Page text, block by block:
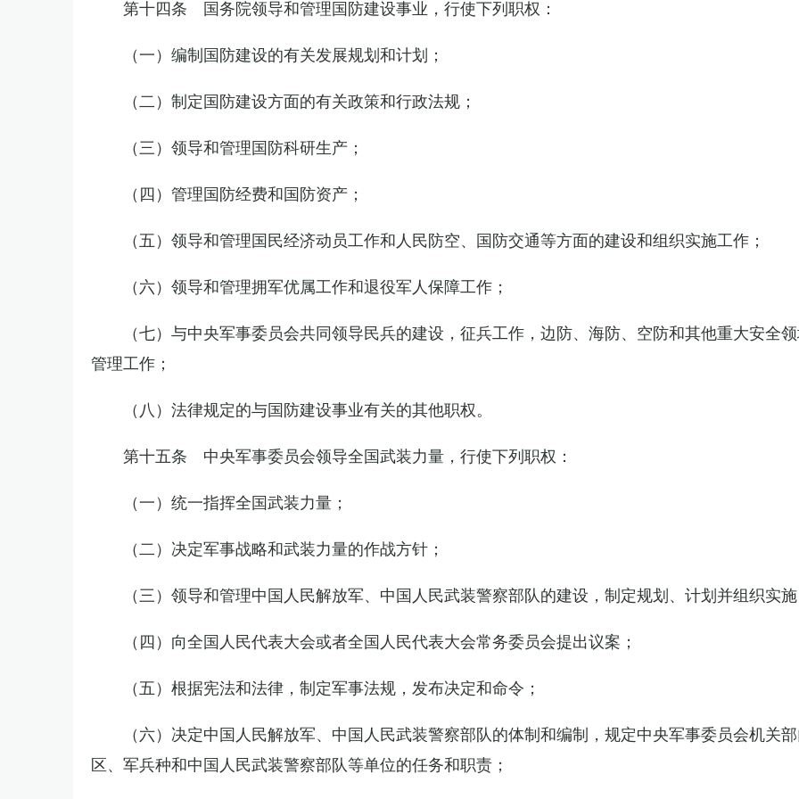
第十四条 国务院领导和管理国防建设事业，行使下列职权：
（一）编制国防建设的有关发展规划和计划；
（二）制定国防建设方面的有关政策和行政法规；
（三）领导和管理国防科研生产；
（四）管理国防经费和国防资产；
（五）领导和管理国民经济动员工作和人民防空、国防交通等方面的建设和组织实施工作；
（六）领导和管理拥军优属工作和退役军人保障工作；
（七）与中央军事委员会共同领导民兵的建设，征兵工作，边防、海防、空防和其他重大安全
管理工作；
（八）法律规定的与国防建设事业有关的其他职权。
第十五条 中央军事委员会领导全国武装力量，行使下列职权：
（一）统一指挥全国武装力量；
（二）决定军事战略和武装力量的作战方针；
（三）领导和管理中国人民解放军、中国人民武装警察部队的建设，制定规划、计划并组织实
（四）向全国人民代表大会或者全国人民代表大会常务委员会提出议案；
（五）根据宪法和法律，制定军事法规，发布决定和命令；
（六）决定中国人民解放军、中国人民武装警察部队的体制和编制，规定中央军事委员会机关
区、军兵种和中国人民武装警察部队等单位的任务和职责；